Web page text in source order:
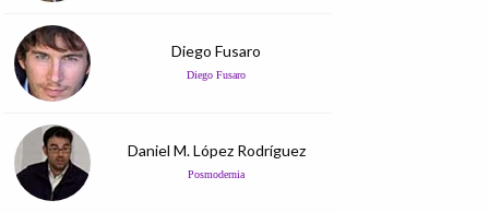
Diego Fusaro
Diego Fusaro
Daniel M. López Rodríguez
Posmodernia